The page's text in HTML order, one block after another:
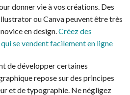
donner vie à vos créations. Des
ou Canva peuvent être très
en design.Créez des
se vendent facilement en ligne
de développer certaines
repose sur des principes
et de typographie. Ne négligez